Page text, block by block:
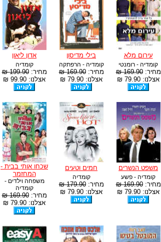
עירום מלא
קומדיה - רומנטי
מחיר:169.90 ₪
אצלנו: 79.90 ₪
בילי מדיסון
קומדיה - הרפתקה
מחיר:169.90 ₪
אצלנו: 79.90 ₪
אדון ליאון
קומדיה
מחיר:199.90 ₪
אצלנו: 99.90 ₪
משפט הנשרים
קומדיה - פשע
מחיר:169.90 ₪
אצלנו: 79.90 ₪
חמים וטעים
קומדיה
מחיר:179.90 ₪
אצלנו: 79.90 ₪
שכחו אותי בבית -
המחזמר
משפחה וילדים -
קומדיה
מחיר:169.90 ₪
אצלנו: 79.90 ₪